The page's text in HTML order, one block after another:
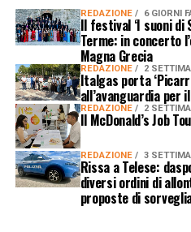
REDAZIONE 6 GIORNI
Il festival ‘I suoni di
Terme: in concerto
Magna Grecia
REDAZIONE 2
Italgas porta
all’avanguardia per
REDAZIONE 2
Il McDonald’s Job
REDAZIONE 3
Rissa a Telese:
diversi ordini di
proposte di